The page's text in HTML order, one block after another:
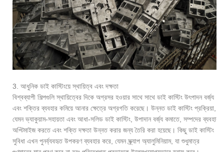
3. আধুনিক ডাই কাস্টিংয়ে স্থায়িত্ব এবং দক্ষতা
বিশ্বব্যাপী শিল্পগুলি স্থায়িত্বের দিকে অগ্রসর হওয়ার সাথে সাথে ডাই কাস্টিং উৎপাদন বর্জ্য
এবং শক্তির ব্যবহার কমিয়ে আনার ক্ষেত্রে অগ্রগতি করেছে। উন্নত ডাই কাস্টিং প্রক্রিয়া,
যেমন ভ্যাকুয়াম-সহায়তা এবং আধা-সলিড ডাই কাস্টিং, উপাদান বর্জ্য কমাতে, সম্পদের ব্যবহার
অপ্টিমাইজ করতে এবং শক্তি দক্ষতা উন্নত করার জন্য তৈরি করা হয়েছে। কিছু ডাই কাস্টিং
সুবিধা এখন পুনর্ব্যবহৃত উপকরণ ব্যবহার করে, যেমন স্ক্র্যাপ অ্যালুমিনিয়াম, যা শুধুমাত্র